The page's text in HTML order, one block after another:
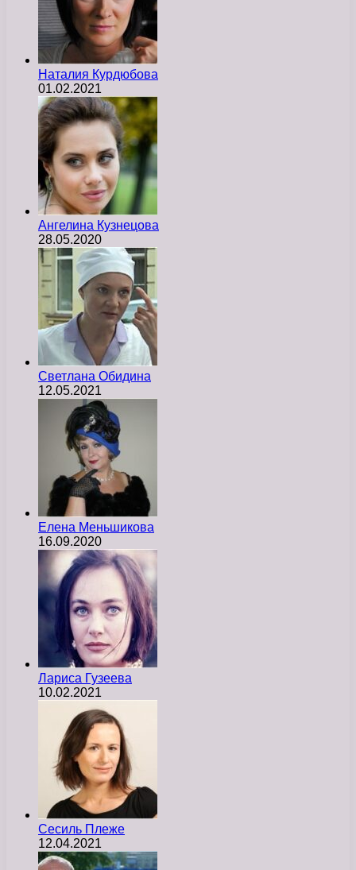
Наталия Курдюбова
01.02.2021
Ангелина Кузнецова
28.05.2020
Светлана Обидина
12.05.2021
Елена Меньшикова
16.09.2020
Лариса Гузеева
10.02.2021
Сесиль Плеже
12.04.2021